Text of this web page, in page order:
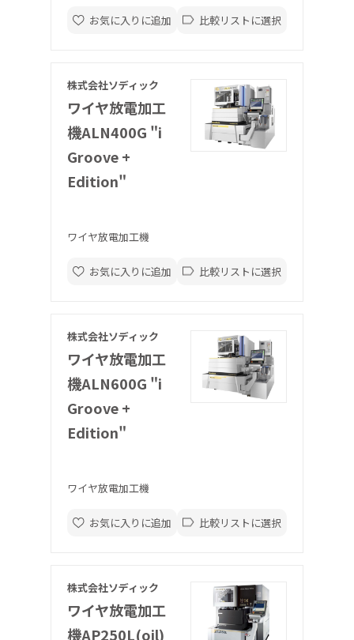
お気に入りに追加 比較リストに選択
株式会社ソディック
ワイヤ放電加工
機ALN400G "i
Groove +
Edition"
ワイヤ放電加工機
お気に入りに追加 比較リストに選択
株式会社ソディック
ワイヤ放電加工
機ALN600G "i
Groove +
Edition"
ワイヤ放電加工機
お気に入りに追加 比較リストに選択
株式会社ソディック
ワイヤ放電加工
機AP250L(oil)